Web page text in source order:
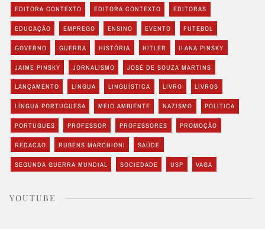
EDITORA CONTEXTO EDITORA CONTEXTO EDITORAS
EDUCAÇÃO EMPREGO ENSINO EVENTO FUTEBOL
GOVERNO GUERRA HISTÓRIA HITLER ILANA PINSKY
JAIME PINSKY JORNALISMO JOSÉ DE SOUZA MARTINS
LANÇAMENTO LINGUA LINGUÍSTICA LIVRO LIVROS
LÍNGUA PORTUGUESA MEIO AMBIENTE NAZISMO POLITICA
PORTUGUES PROFESSOR PROFESSORES PROMOÇÃO
REDACAO RUBENS MARCHIONI SAÚDE
SEGUNDA GUERRA MUNDIAL SOCIEDADE USP VAGA
YOUTUBE